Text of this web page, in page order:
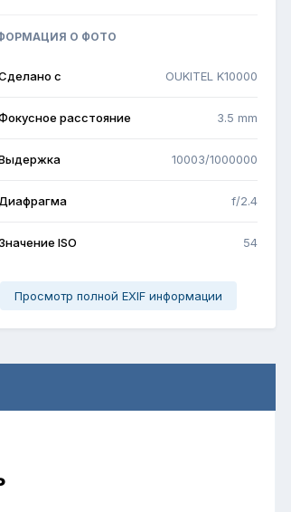
О ФОТО
с OUKITEL K10000
расстояние 3.5 mm
10003/1000000
Диафрагма f/2.4
Значение ISO 54
Просмотр полной EXIF информации